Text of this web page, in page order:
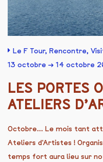
Le F Tour, Rencontre,
13 octobre → 14 octobre
LES PORTES
ATELIERS
Octobre... Le mois tant
Ateliers d'Artistes !
temps fort aura lieu sur